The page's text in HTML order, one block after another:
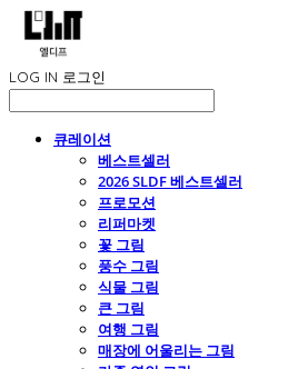
LOG IN 로그인
큐레이션
베스트셀러
2026 SLDF 베스트셀러
프로모션
리퍼마켓
꽃 그림
풍수 그림
식물 그림
큰 그림
여행 그림
매장에 어울리는 그림